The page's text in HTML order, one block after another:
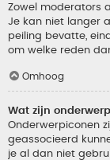
Zowel moderators
Je kan niet langer
peiling bevatte,
om welke reden
Omhoog
Wat zijn
Onderwerpiconen
geassocieerd
je al dan niet